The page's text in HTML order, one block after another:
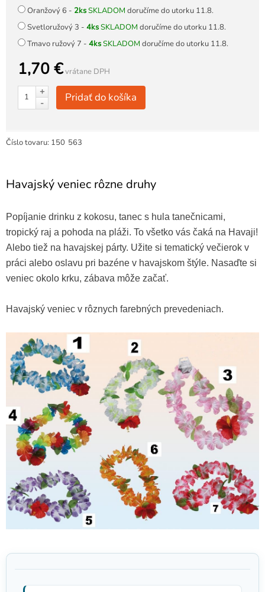
Oranžový 6 - 2ksSKLADOM doručíme do utorku 11.8.
Svetloružový 3 - 4ksSKLADOM doručíme do utorku 11.8.
Tmavo ružový 7 - 4ksSKLADOM doručíme do utorku 11.8.
1,70 €vrátane DPH
+
-
Pridať do košíka
Číslo tovaru: 150 563
Havajský veniec rôzne druhy
Popíjanie drinku z kokosu, tanec s hula tanečnicami,
tropický raj a pohoda na pláži. To všetko vás čaká na Havaji!
Alebo tiež na havajskej párty. Užite si tematický večierok v
práci alebo oslavu pri bazéne v havajskom štýle. Nasaďte si
veniec okolo krku, zábava môže začať.
Havajský veniec v rôznych farebných prevedeniach.